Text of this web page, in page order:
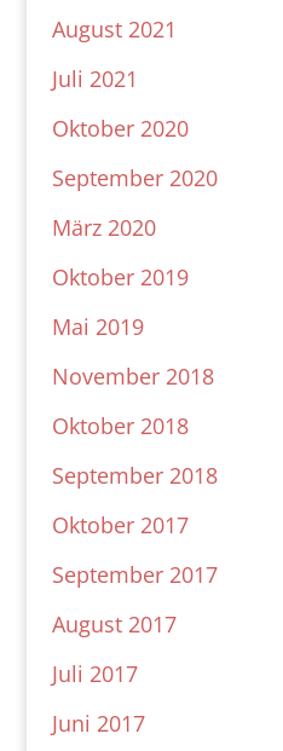
August 2021
Juli 2021
Oktober 2020
September 2020
März 2020
Oktober 2019
Mai 2019
November 2018
Oktober 2018
September 2018
Oktober 2017
September 2017
August 2017
Juli 2017
Juni 2017